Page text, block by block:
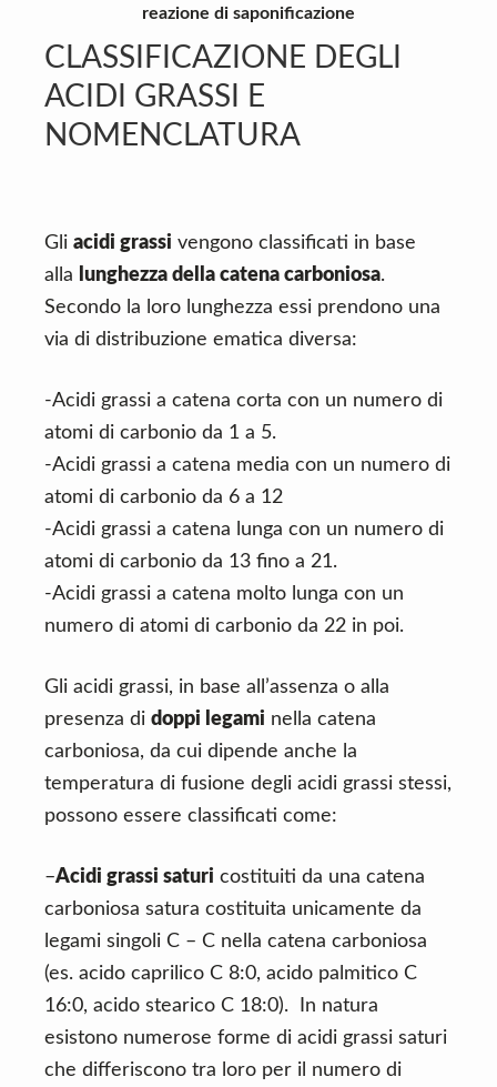
reazione di saponificazione
CLASSIFICAZIONE DEGLI
ACIDI GRASSI E
NOMENCLATURA
Gli acidi grassi vengono classificati in base
alla
lunghezza della catena carboniosa.
Secondo la loro lunghezza essi prendono una
via di distribuzione ematica diversa:
-Acidi grassi a catena corta con un numero di
atomi di carbonio da 1 a 5.
-Acidi grassi a catena media con un numero di
atomi di carbonio da 6 a 12
-Acidi grassi a catena lunga con un numero di
atomi di carbonio da 13 fino a 21.
-Acidi grassi a catena molto lunga con un
numero di atomi di carbonio da 22 in poi.
Gli acidi grassi, in base all’assenza o alla
presenza di doppi legami nella catena
carboniosa, da cui dipende anche la
temperatura di fusione degli acidi grassi stessi,
possono essere classificati come:
–Acidi grassi saturi costituiti da una catena
carboniosa satura costituita unicamente da
legami singoli C – C nella catena carboniosa
(es. acido caprilico C 8:0, acido palmitico C
16:0, acido stearico C 18:0). In natura
esistono numerose forme di acidi grassi saturi
che differiscono tra loro per il numero di